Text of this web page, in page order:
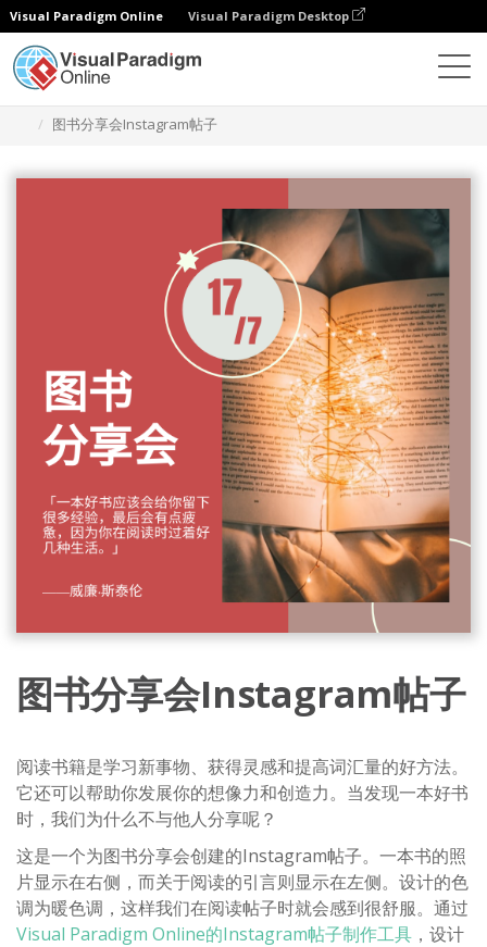
Visual Paradigm Online Visual Paradigm Desktop
图书分享会Instagram帖子
图书分享会Instagram帖子
阅读书籍是学习新事物、获得灵感和提高词汇量的好方法。
它还可以帮助你发展你的想像力和创造力。当发现一本好书
时，我们为什么不与他人分享呢？
这是一个为图书分享会创建的Instagram帖子。一本书的照
片显示在右侧，而关于阅读的引言则显示在左侧。设计的色
调为暖色调，这样我们在阅读帖子时就会感到很舒服。通过
Visual Paradigm Online的Instagram帖子制作工具 ，设计